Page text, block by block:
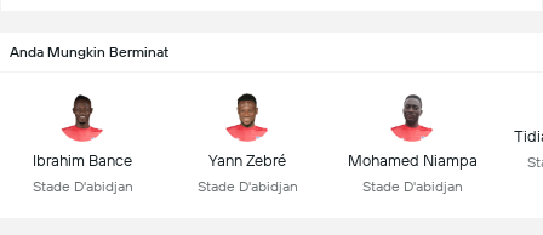
Anda Mungkin Berminat
Ibrahim Bance
Stade D'abidjan
Yann Zebré
Stade D'abidjan
Mohamed Niampa
Stade D'abidjan